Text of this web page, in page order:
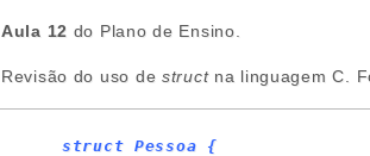
Aula 12 do Plano de Ensino.
Revisão do uso de structna linguagem C.
struct Pessoa {